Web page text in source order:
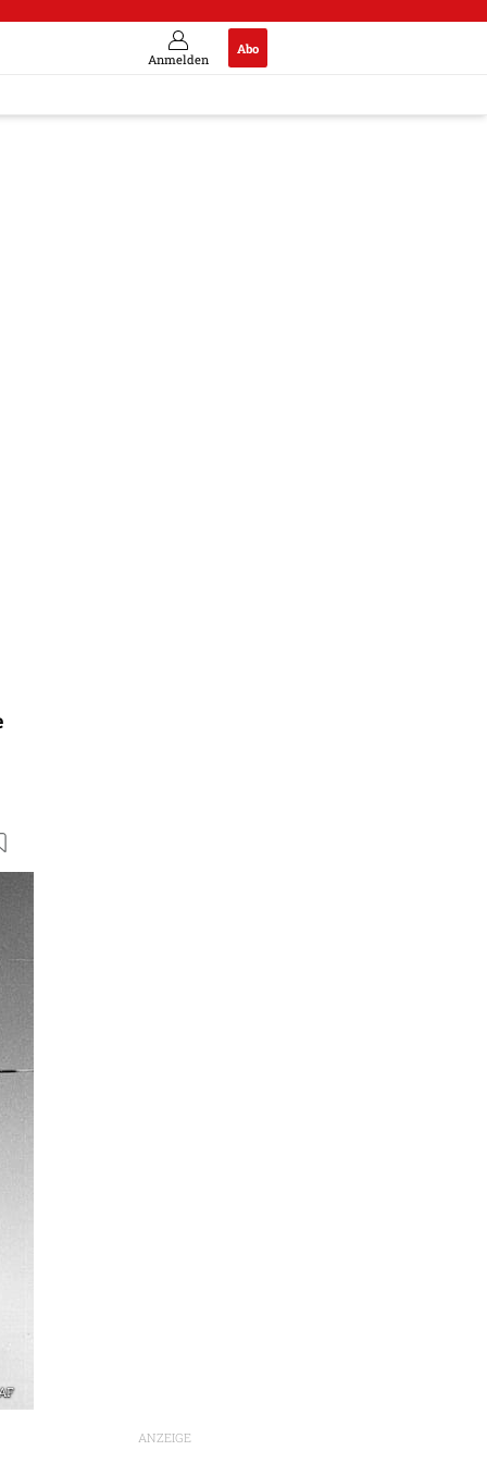
Anmelden
Abo
ANZEIGE